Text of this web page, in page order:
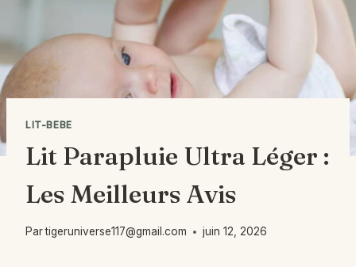
LIT-BEBE
Lit Parapluie Ultra Léger :
Les Meilleurs Avis
Partigeruniverse117@gmail.com juin 12, 2026